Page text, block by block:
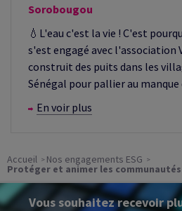
Sorobougou
💧L'eau c'est la vie ! C'est
s'est engagé avec l'association
construit des puits dans les
Sénégal pour pallier au manque
En voir plus
Accueil Nos engagements ESG
Protéger et animer les communautés
Vous souhaitez recevoir